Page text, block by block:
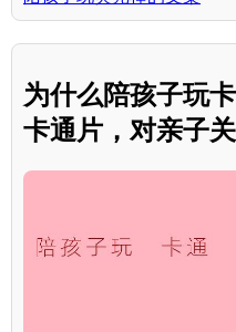
为什么陪孩子玩
卡通片，对亲子